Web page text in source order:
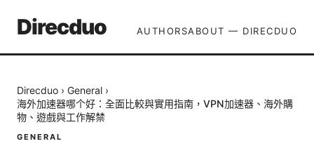
Direcduo AUTHORSABOUT — DIRECDUO
Direcduo › General ›
海外加速器哪个好：全面比較與實用指南，VPN加速器、海外購
物、遊戲與工作解禁
GENERAL